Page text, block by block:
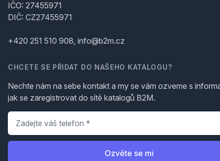
IČO: 27455971
DIČ: CZ27455971
+420 251 510 908, info@b2m.cz
CHCETE SE PŘIDAT DO NAŠEHO KATALOGU?
Nechte nám na sebe kontakt a my se vám ozveme s
jak se zaregistrovat do sítě katalogů B2M.
Telefon
Ozvěte se mi